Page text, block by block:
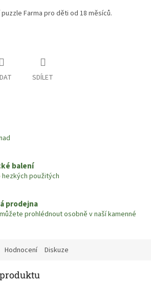
Farma pro děti od 18 měsíců.
SDÍLET
balení
hezkých použitých
prodejna
prohlédnout osobně v naší kamenné
Hodnocení Diskuze